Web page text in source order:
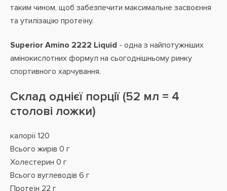
таким чином, щоб забезпечити максимальне засвоєння
та утилізацію протеїну.
Superior Amino 2222 Liquid - одна з найпотужніших
амінокислотних формул на сьогоднішньому ринку
спортивного харчування.
Склад однієї порції (52 мл = 4
столові ложки)
калорії 120
Всього жирів 0 г
Холестерин 0 г
Всього вуглеводів 6 г
Протеїн 22 г